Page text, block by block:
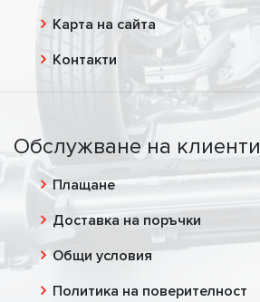
Карта на сайта
Контакти
Обслужване на клиенти
Плащане
Доставка на поръчки
Общи условия
Политика на поверителност